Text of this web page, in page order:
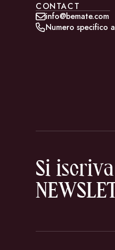
CONTACT
info@bemate.com
Numero specifico
Si